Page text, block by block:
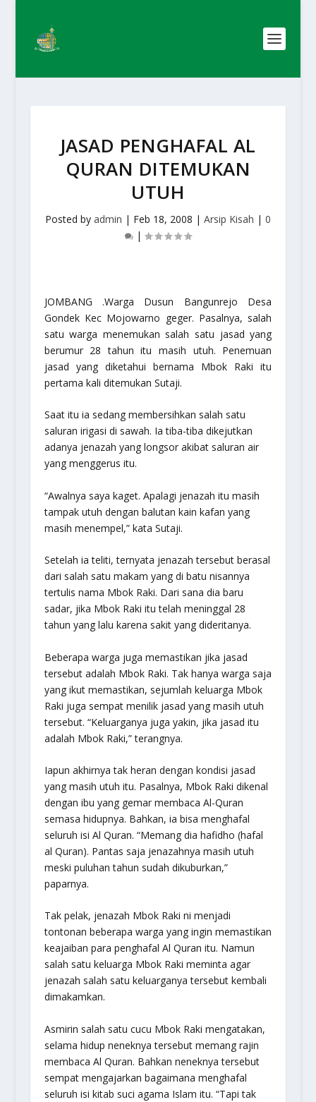
JASAD PENGHAFAL AL
QURAN DITEMUKAN
UTUH
Posted by admin | Feb 18, 2008 | Arsip Kisah | 0
|
JOMBANG .Warga Dusun Bangunrejo Desa
Gondek Kec Mojowarno geger. Pasalnya, salah
satu warga menemukan salah satu jasad yang
berumur 28 tahun itu masih utuh. Penemuan
jasad yang diketahui bernama Mbok Raki itu
pertama kali ditemukan Sutaji.
Saat itu ia sedang membersihkan salah satu
saluran irigasi di sawah. Ia tiba-tiba dikejutkan
adanya jenazah yang longsor akibat saluran air
yang menggerus itu.
“Awalnya saya kaget. Apalagi jenazah itu masih
tampak utuh dengan balutan kain kafan yang
masih menempel,” kata Sutaji.
Setelah ia teliti, ternyata jenazah tersebut berasal
dari salah satu makam yang di batu nisannya
tertulis nama Mbok Raki. Dari sana dia baru
sadar, jika Mbok Raki itu telah meninggal 28
tahun yang lalu karena sakit yang dideritanya.
Beberapa warga juga memastikan jika jasad
tersebut adalah Mbok Raki. Tak hanya warga saja
yang ikut memastikan, sejumlah keluarga Mbok
Raki juga sempat menilik jasad yang masih utuh
tersebut. “Keluarganya juga yakin, jika jasad itu
adalah Mbok Raki,” terangnya.
Iapun akhirnya tak heran dengan kondisi jasad
yang masih utuh itu. Pasalnya, Mbok Raki dikenal
dengan ibu yang gemar membaca Al-Quran
semasa hidupnya. Bahkan, ia bisa menghafal
seluruh isi Al Quran. “Memang dia hafidho (hafal
al Quran). Pantas saja jenazahnya masih utuh
meski puluhan tahun sudah dikuburkan,”
paparnya.
Tak pelak, jenazah Mbok Raki ni menjadi
tontonan beberapa warga yang ingin memastikan
keajaiban para penghafal Al Quran itu. Namun
salah satu keluarga Mbok Raki meminta agar
jenazah salah satu keluarganya tersebut kembali
dimakamkan.
Asmirin salah satu cucu Mbok Raki mengatakan,
selama hidup neneknya tersebut memang rajin
membaca Al Quran. Bahkan neneknya tersebut
sempat mengajarkan bagaimana menghafal
seluruh isi kitab suci agama Islam itu. “Tapi tak